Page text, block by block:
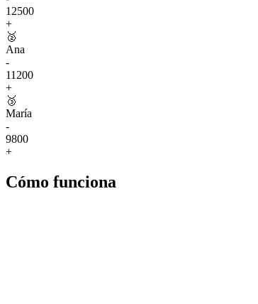
12500
+
🥈
Ana
-
11200
+
🥉
María
-
9800
+
Cómo funciona